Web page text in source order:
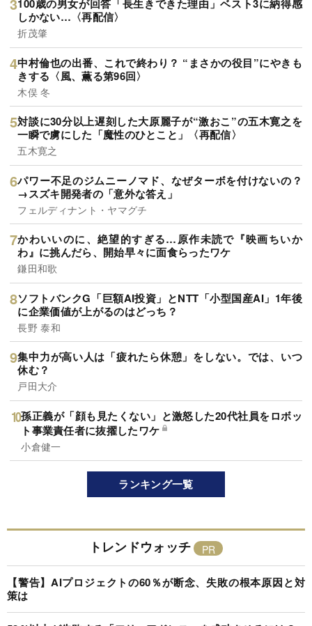
100歳の男女が回答「長生きできた理由」ベスト3に納得感
しかない…〈再配信〉
折茂肇
中村倫也の出番、これで終わり？ “まさかの役目”にやきも
きする〈風、薫る第96回〉
木俣 冬
対談に30分以上遅刻した大原麗子が“激おこ”の五木寛之を
一瞬で虜にした「魔性のひとこと」〈再配信〉
五木寛之
パワー不足のジムニーノマド、なぜターボを付けないの？
→スズキ開発者の「意外な答え」
フェルディナント・ヤマグチ
かわいいのに、絶望的すぎる…原作未読で『映画ちいか
わ』に挑んだら、開始早々に面食らったワケ
鎌田和歌
ソフトバンクG「巨額AI投資」とNTT「小型国産AI」1年後
に企業価値が上がるのはどっち？
長野 泰和
集中力が高い人は「疲れたら休憩」をしない。では、いつ
休む？
戸田大介
孫正義が「顔も見たくない」と激怒した20代社員をロボッ
ト事業責任者に抜擢したワケ
小倉健一
ランキング一覧
トレンドウォッチ
【警告】AIプロジェクトの60％が断念、失敗の根本原因と対
策は